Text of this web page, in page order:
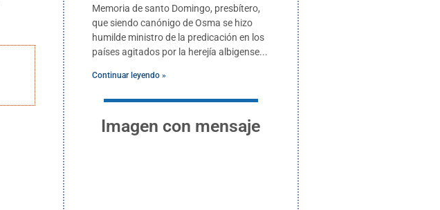
Memoria de santo Domingo, presbítero,
que siendo canónigo de Osma se hizo
humilde ministro de la predicación en los
países agitados por la herejía albigense
Continuar leyendo »
Imagen con mensaje